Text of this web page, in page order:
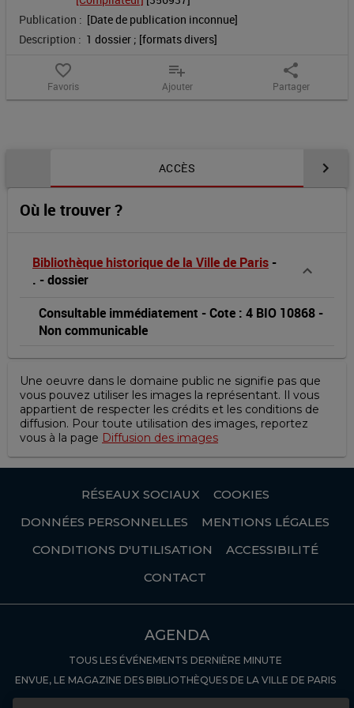
Publication : [Date de publication inconnue]
Description : 1 dossier ; [formats divers]
favorite_border
Favoris
playlist_add
Ajouter
share
Partager
Contenu de la notice
ACCÈS
Où le trouver ?
Bibliothèque historique de la Ville de Paris -
. -dossier
Consultable immédiatement -Cote : 4 BIO 10868 -
Non communicable
Une oeuvre dans le domaine public ne signifie pas que
vous pouvez utiliser les images la représentant. Il vous
appartient de respecter les crédits et les conditions de
diffusion. Pour toute utilisation des images, reportez
vous à la page Diffusion des images
RÉSEAUX SOCIAUX
COOKIES
DONNÉES PERSONNELLES
MENTIONS LÉGALES
CONDITIONS D'UTILISATION
ACCESSIBILITÉ
CONTACT
AGENDA
TOUS LES ÉVÉNEMENTS DERNIÈRE MINUTE
ENVUE, LE MAGAZINE DES BIBLIOTHÈQUES DE LA VILLE DE PARIS